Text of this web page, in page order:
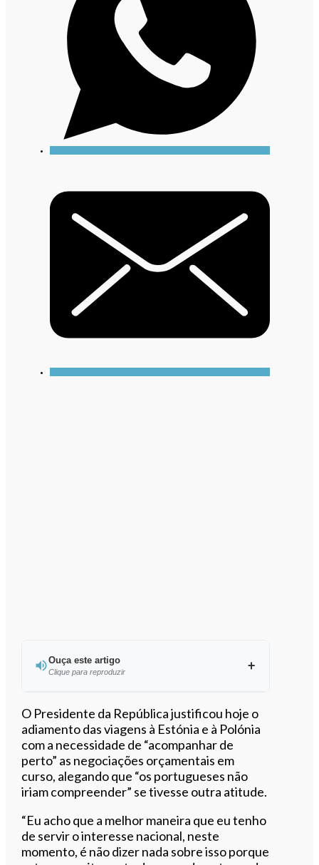
Ouça este artigo
Clique para reproduzir
Ouvir este artigo
O Presidente da República justificou hoje o
adiamento das viagens à Estónia e à Polónia
com a necessidade de “acompanhar de
perto” as negociações orçamentais em
curso, alegando que “os portugueses não
iriam compreender” se tivesse outra atitude.
“Eu acho que a melhor maneira que eu tenho
de servir o interesse nacional, neste
momento, é não dizer nada sobre isso porque